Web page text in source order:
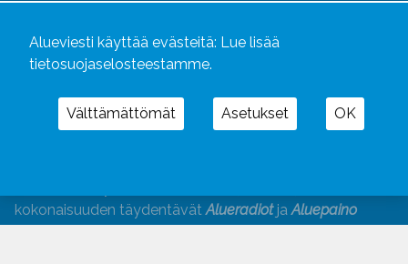
kokonaisuuden täydentävätAlueradiotjaAluepaino
Alueviesti käyttää evästeitä: Lue lisää
tietosuojaselosteestamme.
Välttämättömät Asetukset OK